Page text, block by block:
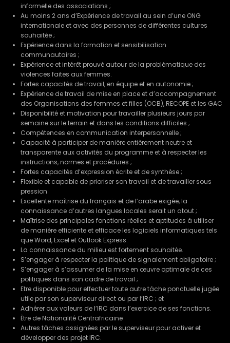
informelle des associations ;
Au moins 2 ans d’Expérience de travail au sein d’une ONG
internationale et avec des personnes de différentes cultures
souhaitée ;
Expérience dans la formation et sensibilisation
communautaires ;
Expérience et intérêt prouvé autour de la problématique des
violences faites aux femmes.
Fortes capacités de travail, en équipe et en autonomie ;
Expérience de travail de mise en place et d’accompagnement
des Organisations des femmes et filles (OCB), RECOPE et les GAC
Disponibilité et motivation pour travailler plusieurs jours par
semaine sur le terrain et dans les conditions difficiles ;
Compétences en communication interpersonnelle ;
Capacité à participer de manière entièrement neutre et
transparente aux activités du programme et à respecter les
instructions, normes et procédures ;
Fortes capacités d’expression écrite et de synthèse ;
Flexible et capable de prioriser son travail et de travailler sous
pression
Excellente maîtrise du français et de l’arabe exigée, la
connaissance d’autres langues locales serait un atout ;
Maîtrise des principales fonctions réelles et aptitudes à utiliser
de manière efficiente et efficace les logiciels informatiques tels
que Word, Excel et Outlook Express.
La connaissance du milieu est fortement souhaitée.
S’engager à respecter la politique de signalement obligatoire ;
S’engager à s’assumer de la mise en œuvre optimale de ces
politiques dans son cadre de travail ;
Etre disponible pour effectuer toute autre tâche ponctuelle jugée
utile par son superviseur direct ou par l’IRC ; et
Adhérer aux valeurs de l’IRC dans l’exercice de ses fonctions.
Être de Nationalité Centrafricaine
Autres tâches assignées par le superviseur pour activer et
développer des projet IRC.